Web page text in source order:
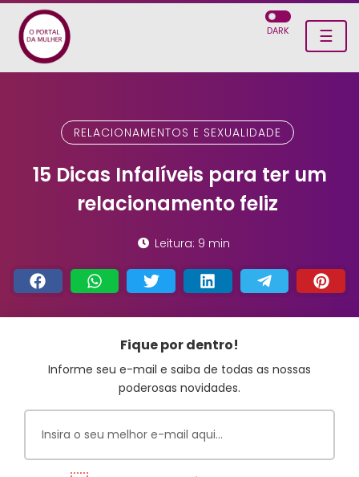
☰
DARK
RELACIONAMENTOS E SEXUALIDADE
15 Dicas Infalíveis para ter um
relacionamento feliz
Leitura: 9 min
Fique por dentro!
Informe seu e-mail e saiba de todas as nossas
poderosas novidades.